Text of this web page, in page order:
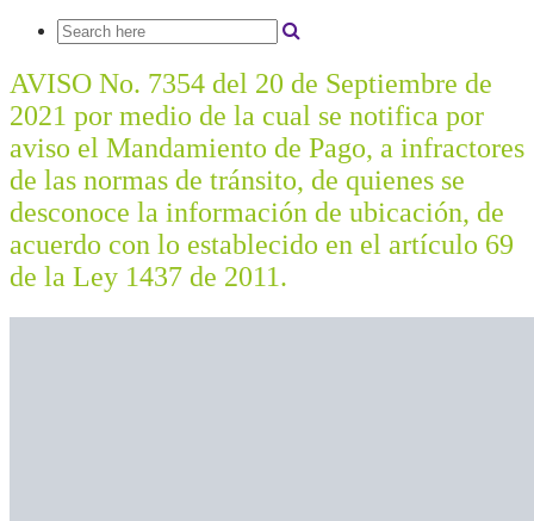
AVISO No. 7354 del 20 de Septiembre de
2021 por medio de la cual se notifica por
aviso el Mandamiento de Pago, a infractores
de las normas de tránsito, de quienes se
desconoce la información de ubicación, de
acuerdo con lo establecido en el artículo 69
de la Ley 1437 de 2011.